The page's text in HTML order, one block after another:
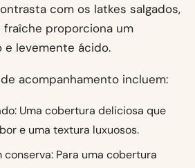
com os latkes salgados,
proporciona um
levemente ácido.
acompanhamento incluem:
Uma cobertura deliciosa que
e uma textura luxuosos.
conserva: Para uma cobertura